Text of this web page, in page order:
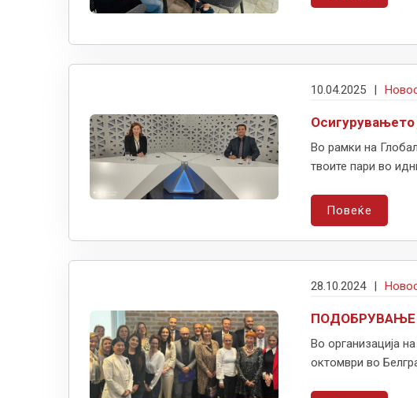
10.04.2025 |
Осигурувањето
Во рамки на
твоите пари во
Повеќе
28.10.2024 |
ПОДОБРУВАЊЕ
Во организација
октомври во